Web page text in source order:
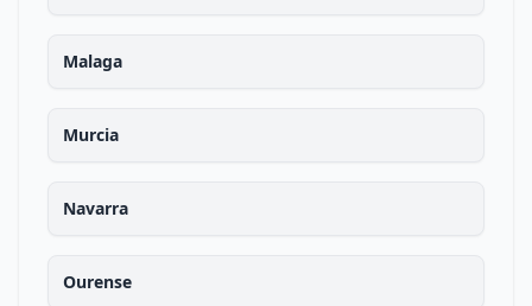
Malaga
Murcia
Navarra
Ourense